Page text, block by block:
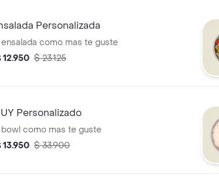
Personalizada
como mas te guste
12.950 $ 23.125
Personalizado
como mas te guste
13.950 $ 33.900